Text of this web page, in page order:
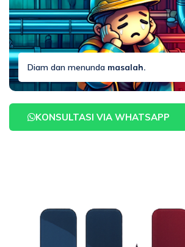
Diam dan menunda masalah.
KONSULTASI VIA WHATSAPP